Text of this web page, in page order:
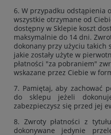
6. W przypadku odstąpienia
wszystkie otrzymane od
dostępny w Sklepie koszt
maksymalnie do 14 dni.
dokonany przy użyciu takich
jakie zostały użyte w
płatności "za pobraniem"
wskazane przez Ciebie w
7. Pamiętaj, aby zachować
do sklepu jeżeli
zabezpieczysz się przed jej
8. Zwroty płatności z
dokonywane jedynie